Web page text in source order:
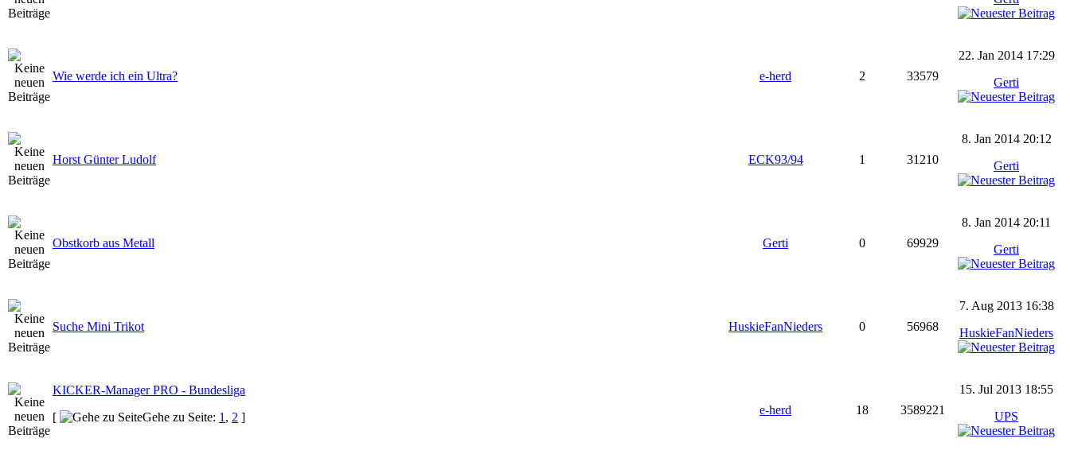
Wie werde ich ein Ultra? e-herd 2 33579
22. Jan 2014 17:29
Gerti
Horst Günter Ludolf ECK93/94 1 31210
8. Jan 2014 20:12
Gerti
Obstkorb aus Metall Gerti 0 69929
8. Jan 2014 20:11
Gerti
Suche Mini Trikot HuskieFanNieders 0 56968
7. Aug 2013 16:38
HuskieFanNieders
KICKER-Manager PRO - Bundesliga
[
Gehe zu Seite: 1 , 2 ]
e-herd 18 3589221
15. Jul 2013 18:55
UPS